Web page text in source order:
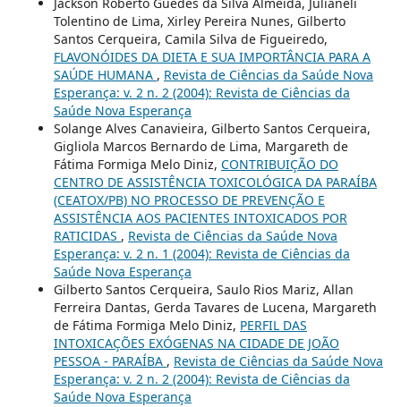
Tolentino de Lima, Xirley Pereira Nunes, Gilberto
Santos Cerqueira, Camila Silva de Figueiredo,
FLAVONÓIDES DA DIETA E SUA IMPORTÂNCIA PARA A
SAÚDE HUMANA , Revista de Ciências da Saúde Nova
Esperança: v. 2 n. 2 (2004): Revista de Ciências da
Saúde Nova Esperança
Solange Alves Canavieira, Gilberto Santos Cerqueira,
Gigliola Marcos Bernardo de Lima, Margareth de
Fátima Formiga Melo Diniz, CONTRIBUIÇÃO DO
CENTRO DE ASSISTÊNCIA TOXICOLÓGICA DA PARAÍBA
(CEATOX/PB) NO PROCESSO DE PREVENÇÃO E
ASSISTÊNCIA AOS PACIENTES INTOXICADOS POR
RATICIDAS , Revista de Ciências da Saúde Nova
Esperança: v. 2 n. 1 (2004): Revista de Ciências da
Saúde Nova Esperança
Gilberto Santos Cerqueira, Saulo Rios Mariz, Allan
Ferreira Dantas, Gerda Tavares de Lucena, Margareth
de Fátima Formiga Melo Diniz, PERFIL DAS
INTOXICAÇÕES EXÓGENAS NA CIDADE DE JOÃO
PESSOA - PARAÍBA , Revista de Ciências da Saúde Nova
Esperança: v. 2 n. 2 (2004): Revista de Ciências da
Saúde Nova Esperança